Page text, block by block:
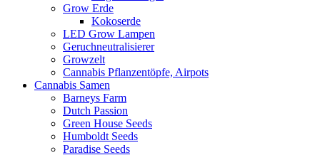
Grow Erde
Kokoserde
LED Grow Lampen
Geruchneutralisierer
Growzelt
Cannabis Pflanzentöpfe, Airpots
Cannabis Samen
Barneys Farm
Dutch Passion
Green House Seeds
Humboldt Seeds
Paradise Seeds